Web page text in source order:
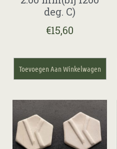
deg. C)
€15,60
Toevoegen Aan Winkelwagen